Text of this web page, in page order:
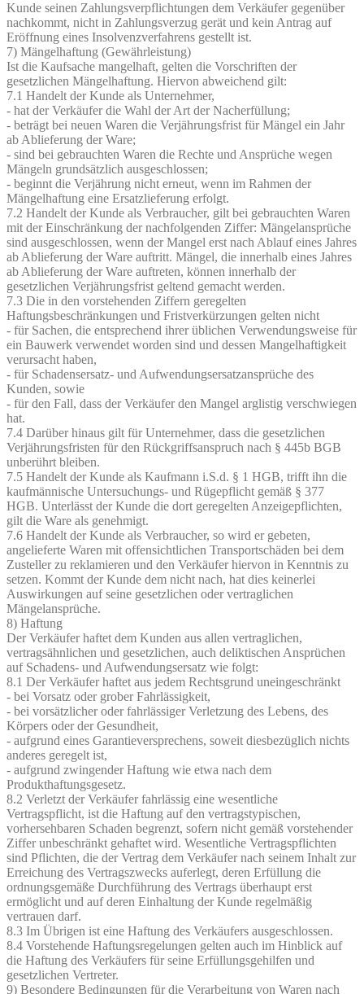
Kunde seinen Zahlungsverpflichtungen dem Verkäufer gegenüber
nachkommt, nicht in Zahlungsverzug gerät und kein Antrag auf
Eröffnung eines Insolvenzverfahrens gestellt ist.
7) Mängelhaftung (Gewährleistung)
Ist die Kaufsache mangelhaft, gelten die Vorschriften der
gesetzlichen Mängelhaftung. Hiervon abweichend gilt:
7.1 Handelt der Kunde als Unternehmer,
- hat der Verkäufer die Wahl der Art der Nacherfüllung;
- beträgt bei neuen Waren die Verjährungsfrist für Mängel ein Jahr
ab Ablieferung der Ware;
- sind bei gebrauchten Waren die Rechte und Ansprüche wegen
Mängeln grundsätzlich ausgeschlossen;
- beginnt die Verjährung nicht erneut, wenn im Rahmen der
Mängelhaftung eine Ersatzlieferung erfolgt.
7.2 Handelt der Kunde als Verbraucher, gilt bei gebrauchten Waren
mit der Einschränkung der nachfolgenden Ziffer: Mängelansprüche
sind ausgeschlossen, wenn der Mangel erst nach Ablauf eines Jahres
ab Ablieferung der Ware auftritt. Mängel, die innerhalb eines Jahres
ab Ablieferung der Ware auftreten, können innerhalb der
gesetzlichen Verjährungsfrist geltend gemacht werden.
7.3 Die in den vorstehenden Ziffern geregelten
Haftungsbeschränkungen und Fristverkürzungen gelten nicht
- für Sachen, die entsprechend ihrer üblichen Verwendungsweise für
ein Bauwerk verwendet worden sind und dessen Mangelhaftigkeit
verursacht haben,
- für Schadensersatz- und Aufwendungsersatzansprüche des
Kunden, sowie
- für den Fall, dass der Verkäufer den Mangel arglistig verschwiegen
hat.
7.4 Darüber hinaus gilt für Unternehmer, dass die gesetzlichen
Verjährungsfristen für den Rückgriffsanspruch nach § 445b BGB
unberührt bleiben.
7.5 Handelt der Kunde als Kaufmann i.S.d. § 1 HGB, trifft ihn die
kaufmännische Untersuchungs- und Rügepflicht gemäß § 377
HGB. Unterlässt der Kunde die dort geregelten Anzeigepflichten,
gilt die Ware als genehmigt.
7.6 Handelt der Kunde als Verbraucher, so wird er gebeten,
angelieferte Waren mit offensichtlichen Transportschäden bei dem
Zusteller zu reklamieren und den Verkäufer hiervon in Kenntnis zu
setzen. Kommt der Kunde dem nicht nach, hat dies keinerlei
Auswirkungen auf seine gesetzlichen oder vertraglichen
Mängelansprüche.
8) Haftung
Der Verkäufer haftet dem Kunden aus allen vertraglichen,
vertragsähnlichen und gesetzlichen, auch deliktischen Ansprüchen
auf Schadens- und Aufwendungsersatz wie folgt:
8.1 Der Verkäufer haftet aus jedem Rechtsgrund uneingeschränkt
- bei Vorsatz oder grober Fahrlässigkeit,
- bei vorsätzlicher oder fahrlässiger Verletzung des Lebens, des
Körpers oder der Gesundheit,
- aufgrund eines Garantieversprechens, soweit diesbezüglich nichts
anderes geregelt ist,
- aufgrund zwingender Haftung wie etwa nach dem
Produkthaftungsgesetz.
8.2 Verletzt der Verkäufer fahrlässig eine wesentliche
Vertragspflicht, ist die Haftung auf den vertragstypischen,
vorhersehbaren Schaden begrenzt, sofern nicht gemäß vorstehender
Ziffer unbeschränkt gehaftet wird. Wesentliche Vertragspflichten
sind Pflichten, die der Vertrag dem Verkäufer nach seinem Inhalt zur
Erreichung des Vertragszwecks auferlegt, deren Erfüllung die
ordnungsgemäße Durchführung des Vertrags überhaupt erst
ermöglicht und auf deren Einhaltung der Kunde regelmäßig
vertrauen darf.
8.3 Im Übrigen ist eine Haftung des Verkäufers ausgeschlossen.
8.4 Vorstehende Haftungsregelungen gelten auch im Hinblick auf
die Haftung des Verkäufers für seine Erfüllungsgehilfen und
gesetzlichen Vertreter.
9) Besondere Bedingungen für die Verarbeitung von Waren nach